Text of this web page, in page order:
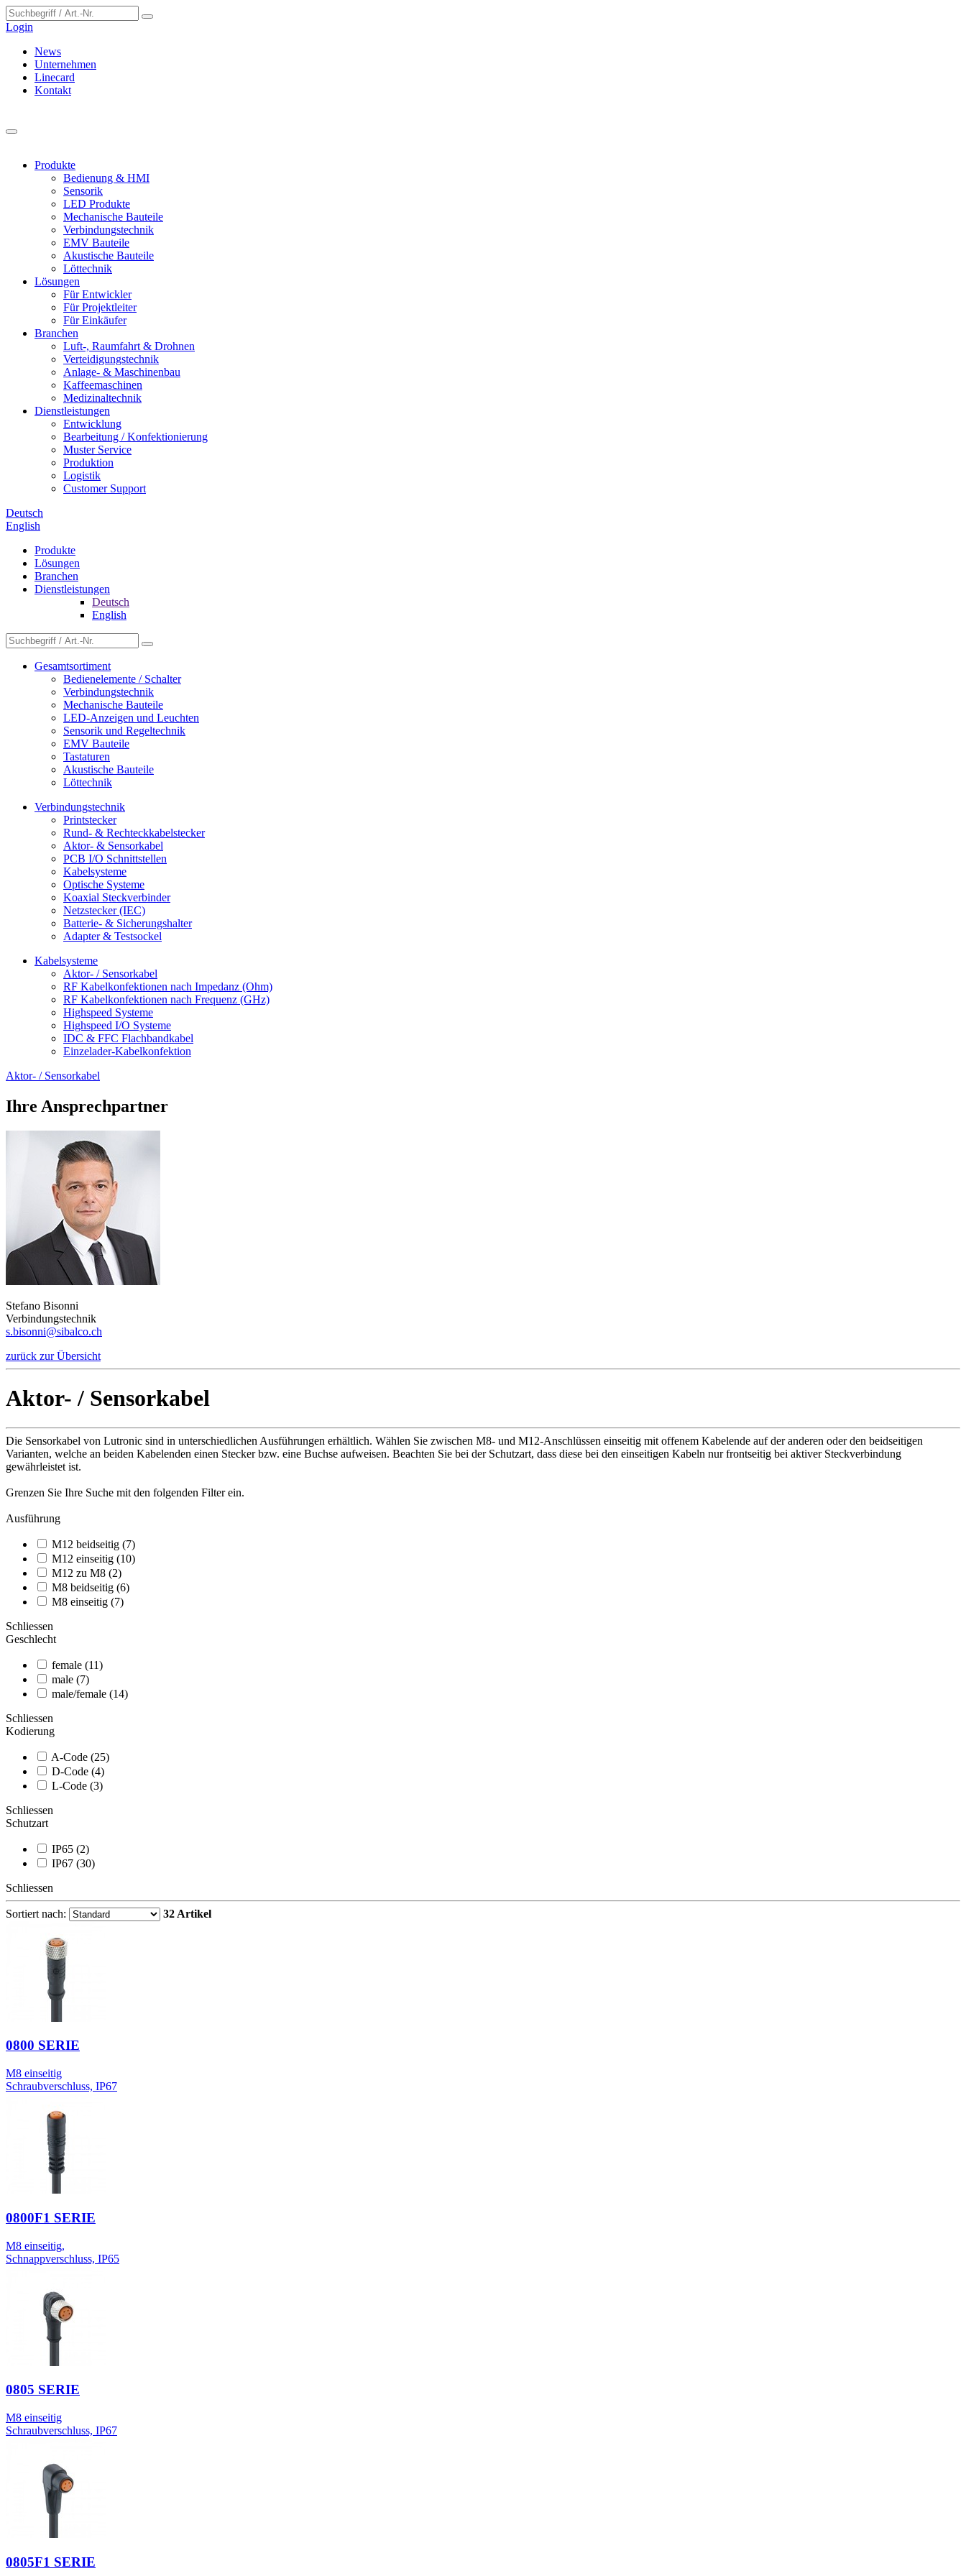
Login
News
Unternehmen
Linecard
Kontakt
Produkte
Bedienung & HMI
Sensorik
LED Produkte
Mechanische Bauteile
Verbindungstechnik
EMV Bauteile
Akustische Bauteile
Löttechnik
Lösungen
Für Entwickler
Für Projektleiter
Für Einkäufer
Branchen
Luft-, Raumfahrt & Drohnen
Verteidigungstechnik
Anlage- & Maschinenbau
Kaffeemaschinen
Medizinaltechnik
Dienstleistungen
Entwicklung
Bearbeitung / Konfektionierung
Muster Service
Produktion
Logistik
Customer Support
Deutsch
English
Produkte
Lösungen
Branchen
Dienstleistungen
Deutsch
English
Gesamtsortiment
Bedienelemente / Schalter
Verbindungstechnik
Mechanische Bauteile
LED-Anzeigen und Leuchten
Sensorik und Regeltechnik
EMV Bauteile
Tastaturen
Akustische Bauteile
Löttechnik
Verbindungstechnik
Printstecker
Rund- & Rechteckkabelstecker
Aktor- & Sensorkabel
PCB I/O Schnittstellen
Kabelsysteme
Optische Systeme
Koaxial Steckverbinder
Netzstecker (IEC)
Batterie- & Sicherungshalter
Adapter & Testsockel
Kabelsysteme
Aktor- / Sensorkabel
RF Kabelkonfektionen nach Impedanz (Ohm)
RF Kabelkonfektionen nach Frequenz (GHz)
Highspeed Systeme
Highspeed I/O Systeme
IDC & FFC Flachbandkabel
Einzelader-Kabelkonfektion
Aktor- / Sensorkabel
Ihre Ansprechpartner
Stefano Bisonni
Verbindungstechnik
s.bisonni@sibalco.ch
zurück zur Übersicht
Aktor- / Sensorkabel
Die Sensorkabel von Lutronic sind in unterschiedlichen Ausführungen erhältlich. Wählen Sie zwischen M8- und M12-Anschlüssen einseitig mit offenem Kabelende auf der anderen oder den beidseitigen
Varianten, welche an beiden Kabelenden einen Stecker bzw. eine Buchse aufweisen. Beachten Sie bei der Schutzart, dass diese bei den einseitigen Kabeln nur frontseitig bei aktiver Steckverbindung
gewährleistet ist.
Grenzen Sie Ihre Suche mit den folgenden Filter ein.
Ausführung
M12 beidseitig (7)
M12 einseitig (10)
M12 zu M8 (2)
M8 beidseitig (6)
M8 einseitig (7)
Schliessen
Geschlecht
female (11)
male (7)
male/female (14)
Schliessen
Kodierung
A-Code (25)
D-Code (4)
L-Code (3)
Schliessen
Schutzart
IP65 (2)
IP67 (30)
Schliessen
Sortiert nach: 32 Artikel
0800 SERIE
M8 einseitig
Schraubverschluss, IP67
0800F1 SERIE
M8 einseitig,
Schnappverschluss, IP65
0805 SERIE
M8 einseitig
Schraubverschluss, IP67
0805F1 SERIE
Cookie-Einstellungen